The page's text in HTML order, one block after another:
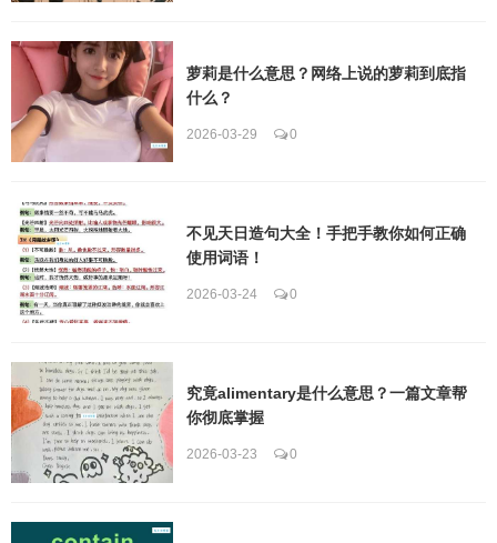
萝莉是什么意思？网络上说的萝莉到底指
什么？
2026-03-29 0
不见天日造句大全！手把手教你如何正确
使用词语！
2026-03-24 0
究竟alimentary是什么意思？一篇文章帮
你彻底掌握
2026-03-23 0